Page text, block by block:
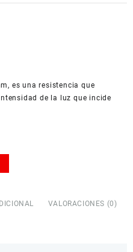
es una resistencia que
de la luz que incide
VALORACIONES (0)